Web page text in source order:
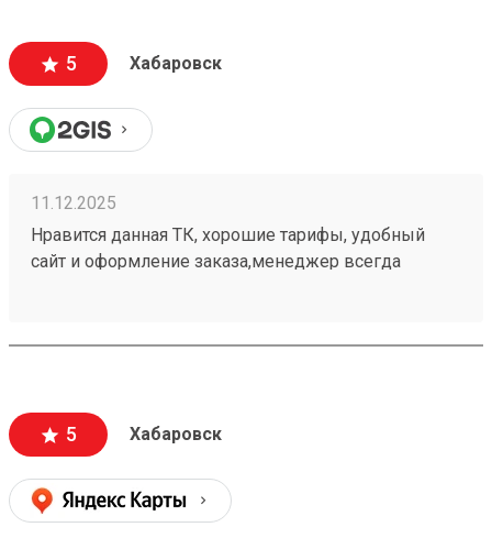
5 Хабаровск
11.12.2025
Нравится данная ТК, хорошие тарифы, удобный
сайт и оформление заказа,менеджер всегда
много, 251049165
5 Хабаровск